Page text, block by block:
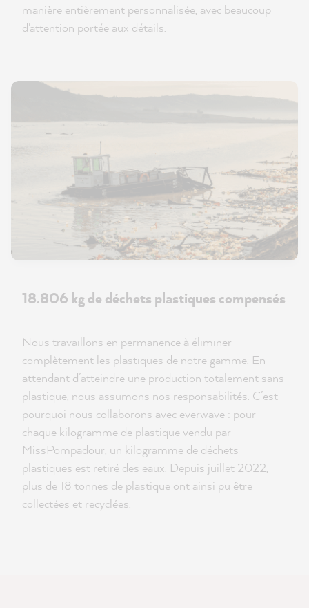
manière entièrement personnalisée, avec beaucoup
d'attention portée aux détails.
18.806 kg de déchets plastiques compensés
Nous travaillons en permanence à éliminer
complètement les plastiques de notre gamme. En
attendant d’atteindre une production totalement sans
plastique, nous assumons nos responsabilités. C’est
pourquoi nous collaborons avec everwave : pour
chaque kilogramme de plastique vendu par
MissPompadour, un kilogramme de déchets
plastiques est retiré des eaux. Depuis juillet 2022,
plus de 18 tonnes de plastique ont ainsi pu être
collectées et recyclées.